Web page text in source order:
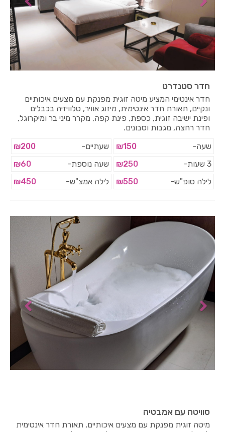
חדר סטנדרט
חדר אינטימי המציע מיטה זוגית מפנקת עם מצעים איכותיים
ונקיים, תאורת חדר אינטימית, מיזוג אוויר, טלוויזיה בכבלים
ופינת ישיבה זוגית, כספת, פינת קפה, מקרר מיני בר ומיקרוגל,
חדר רחצה, מגבות וסבונים.
שעה-
₪150 שעתיים-
₪200
3 שעות-
₪250 שעה נוספת-
₪60
לילה סופ"ש-
₪550 לילה אמצ"ש- ₪450
סוויטה עם אמבטיה
מיטה זוגית מפנקת עם מצעים איכותיים, תאורת חדר אינטימית